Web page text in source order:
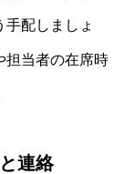
配しましょ
担当者の在席時
連絡